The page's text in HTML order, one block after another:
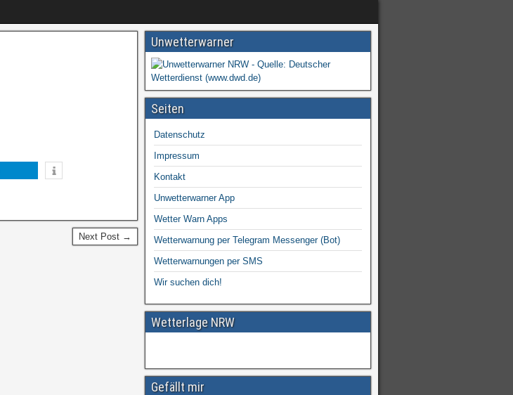
Next Post →
Unwetterwarner
Seiten
Datenschutz
Impressum
Kontakt
Unwetterwarner App
Wetter Warn Apps
Wetterwarnung per Telegram Messenger (Bot)
Wetterwarnungen per SMS
Wir suchen dich!
Wetterlage NRW
Gefällt mir